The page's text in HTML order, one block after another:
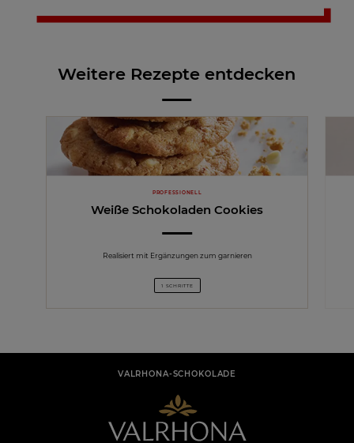
Weitere Rezepte entdecken
PROFESSIONELL
Weiße Schokoladen Cookies
Realisiert mit Ergänzungen zum garnieren
1 SCHRITTE
VALRHONA-SCHOKOLADE